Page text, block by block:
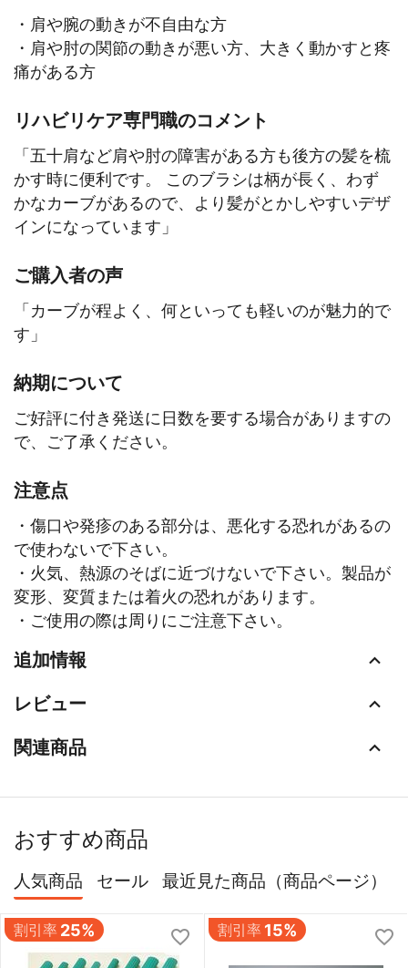
・肩や腕の動きが不自由な方
・肩や肘の関節の動きが悪い方、大きく動かすと疼
痛がある方
リハビリケア専門職のコメント
「五十肩など肩や肘の障害がある方も後方の髪を梳
かす時に便利です。 このブラシは柄が長く、わず
かなカーブがあるので、より髪がとかしやすいデザ
インになっています」
ご購入者の声
「カーブが程よく、何といっても軽いのが魅力的で
す」
納期について
ご好評に付き発送に日数を要する場合がありますの
で、ご了承ください。
注意点
・傷口や発疹のある部分は、悪化する恐れがあるの
で使わないで下さい。
・火気、熱源のそばに近づけないで下さい。製品が
変形、変質または着火の恐れがあります。
・ご使用の際は周りにご注意下さい。
追加情報
レビュー
関連商品
おすすめ商品
人気商品 セール 最近見た商品（商品ページ）
割引率 25% 割引率 15%